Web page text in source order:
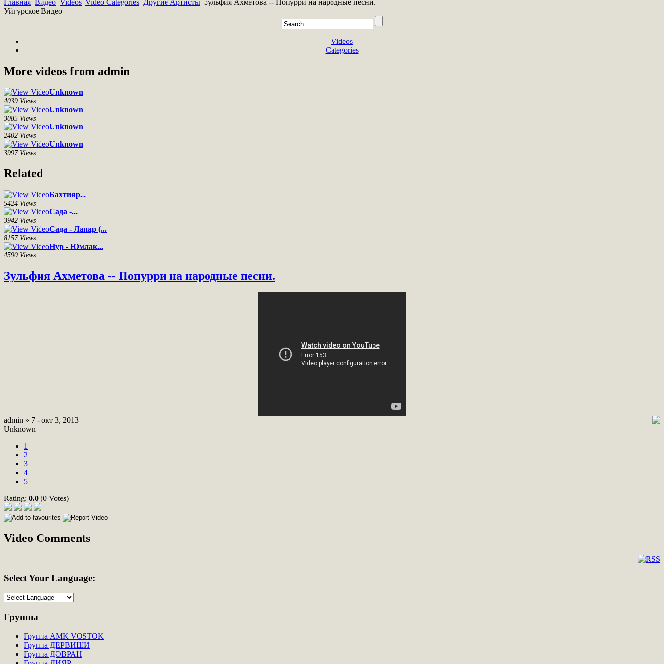
Главная Видео Videos Video Categories Другие Артисты Зульфия Ахметова -- Попурри на народные песни.
Уйгурское Видео
Videos
Categories
More videos from admin
Unknown
4039 Views
Unknown
3085 Views
Unknown
2402 Views
Unknown
3997 Views
Related
Бахтияр...
5424 Views
Сада -...
3942 Views
Сада - Лапар (...
8157 Views
Нур - Юмлак...
4590 Views
Зульфия Ахметова -- Попурри на народные песни.
admin » 7 - окт 3, 2013
Unknown
1
2
3
4
5
Rating: 0.0 (0 Votes)
Video Comments
SelectYour Language:
Группы
Группа AMK VOSTOK
Группа ДЕРВИШИ
Группа ДӘВРАН